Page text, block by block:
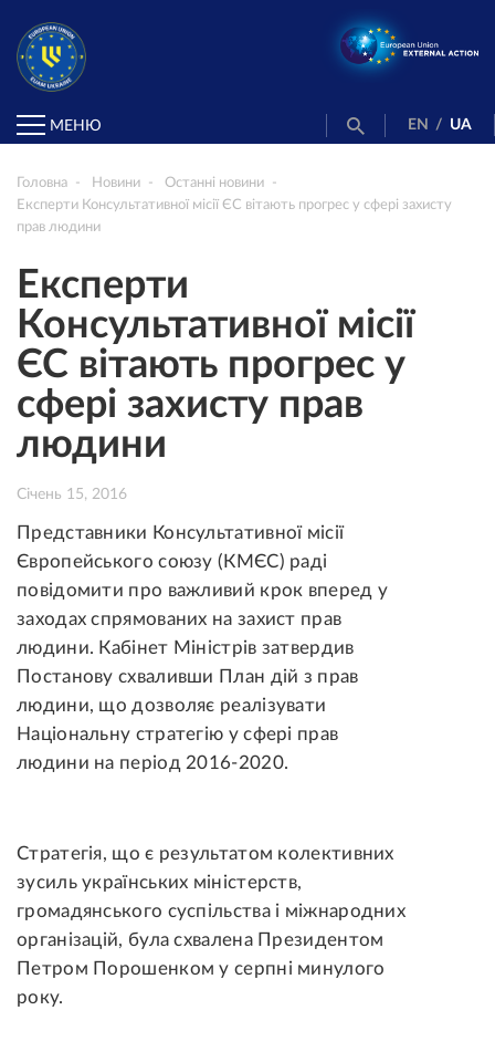
МЕНЮ EN / UA
Головна Новини
Останні новини
Експерти Консультативної місії ЄС вітають прогрес у сфері захисту
прав людини
Експерти
Консультативної місії
ЄС вітають прогрес у
сфері захисту прав
людини
Січень 15, 2016
Представники Консультативної місії
Європейського союзу (КМЄС) раді
повідомити про важливий крок вперед у
заходах спрямованих на захист прав
людини. Кабінет Міністрів затвердив
Постанову схваливши План дій з прав
людини, що дозволяє реалізувати
Національну стратегію у сфері прав
людини на період 2016-2020.
Стратегія, що є результатом колективних
зусиль українських міністерств,
громадянського суспільства і міжнародних
організацій, була схвалена Президентом
Петром Порошенком у серпні минулого
року.